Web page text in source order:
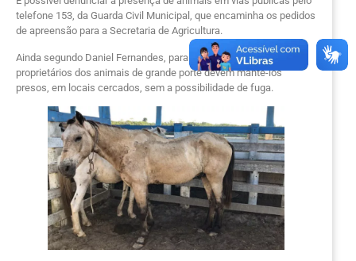
telefone 153, da Guarda Civil Municipal, que encaminha os pedidos
de apreensão para a Secretaria de Agricultura.
Ainda segundo Daniel Fernandes, para solucionar o problema, os
proprietários dos animais de grande porte devem mantê-los
presos, em locais cercados, sem a possibilidade de fuga.